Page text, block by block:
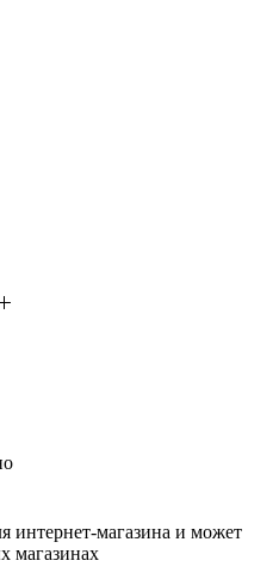
интернет-магазина и может
магазинах